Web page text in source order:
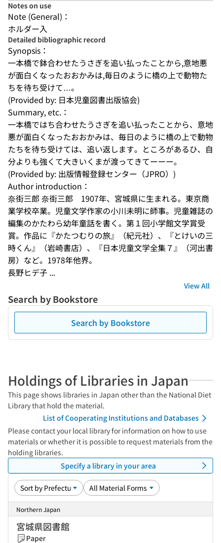
Notes on use
Note (General)：
ホルダー入
Detailed bibliographic record
Synopsis：
一本橋で鉢合わせたうさぎを追い払ったことから,意地悪
が面白くなったおおかみは,毎日のように橋の上で動物た
ちを待ち受けて…。
(Provided by: 日本児童図書出版協会)
Summary, etc.：
一本橋ではち合わせたうさぎを追い払ったことから、意地
悪が面白くなったおおかみは、毎日のように橋の上で動物
たちを待ち受けては、追い返します。ところがあるひ、自
分よりも強くて大きいくまが渡ってきてーーー。
(Provided by: 出版情報登録センター（JPRO）)
Author introduction：
奈街三郎 奈街三郎　1907年、宮城県に生まれる。東京商
業学校卒業。児童文学作家の小川未明に師事。児童雑誌の
編集のかたわら幼年童話を書く。第１回小学館文学賞受
賞。作品に『かたつむりの旅』（紀元社）、『とけいの三
時くん』（岩崎書店）、『日本児童文学全集７』（河出書
房）など。1978年他界。
長野ヒデ子 ...
View All
Search by Bookstore
Search by Bookstore
Holdings of Libraries in Japan
This page shows libraries in Japan other than the National Diet
Library that hold the material.
List of Cooperating Institutions and Databases
Please contact your local library for information on how to use
materials or whether it is possible to request materials from the
holding libraries.
Specify a library in your area
Northern Japan
宮城県図書館
Paper